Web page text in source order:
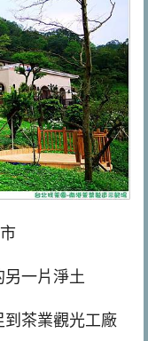
另一片淨土
到茶業觀光工廠